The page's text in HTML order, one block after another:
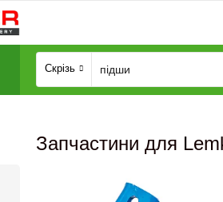
Скрізь
Запчастини для